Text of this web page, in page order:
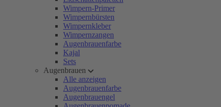
Wimpern-Primer
Wimpernbürsten
Wimpernkleber
Wimpernzangen
Augenbrauenfarbe
Kajal
Sets
Augenbrauen
Alle anzeigen
Augenbrauenfarbe
Augenbrauengel